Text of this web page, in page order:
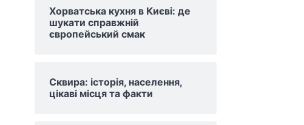
Хорватська кухня в Києві: де
шукати справжній
європейський смак
Сквира: історія, населення,
цікаві місця та факти